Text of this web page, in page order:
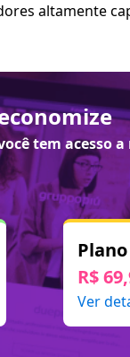
altamente
tem acesso a
R$
Ver